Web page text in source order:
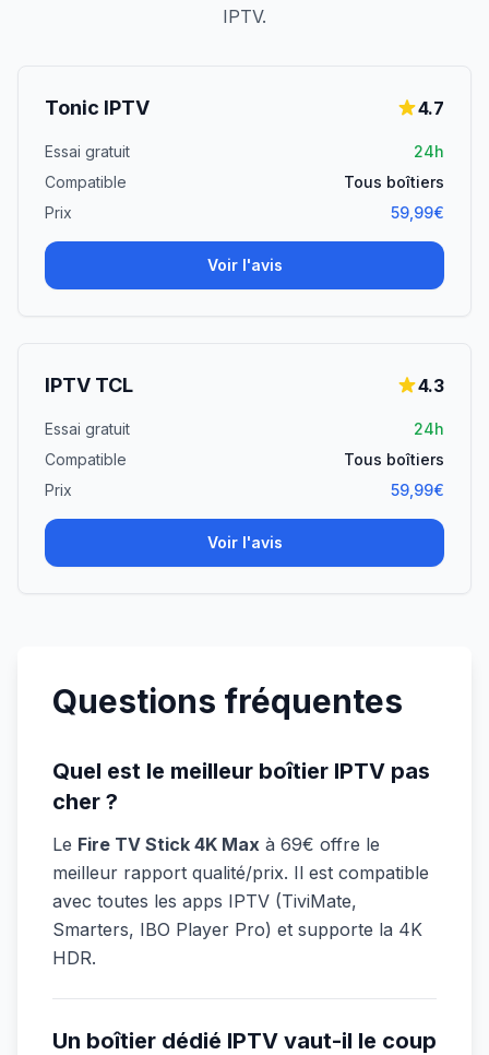
IPTV.
Tonic IPTV 4.7
Essai gratuit
24h
Compatible
Tous boîtiers
Prix
59,99€
Voir l'avis
IPTV TCL 4.3
Essai gratuit
24h
Compatible
Tous boîtiers
Prix
59,99€
Voir l'avis
Questions fréquentes
Quel est le meilleur boîtier IPTV pas
cher ?
Le Fire TV Stick 4K Max à 69€ offre le
meilleur rapport qualité/prix. Il est compatible
avec toutes les apps IPTV (TiviMate,
Smarters, IBO Player Pro) et supporte la 4K
HDR.
Un boîtier dédié IPTV vaut-il le coup